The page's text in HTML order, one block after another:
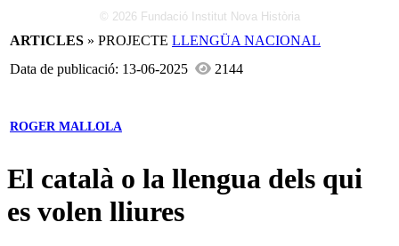
© 2026 Fundació Institut Nova Història
ARTICLES » PROJECTE LLENGÜA NACIONAL
Data de publicació: 13-06-2025
2144
ROGER MALLOLA
El català o la llengua dels qui
es volen lliures